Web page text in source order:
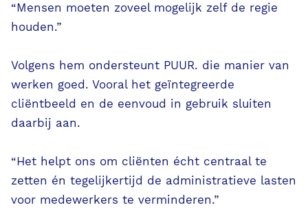
“Mensen moeten zoveel mogelijk zelf de regie
houden.”
Volgens hem ondersteunt PUUR. die manier van
werken goed. Vooral het geïntegreerde
cliëntbeeld en de eenvoud in gebruik sluiten
daarbij aan.
“Het helpt ons om cliënten écht centraal te
zetten én tegelijkertijd de administratieve lasten
voor medewerkers te verminderen.”